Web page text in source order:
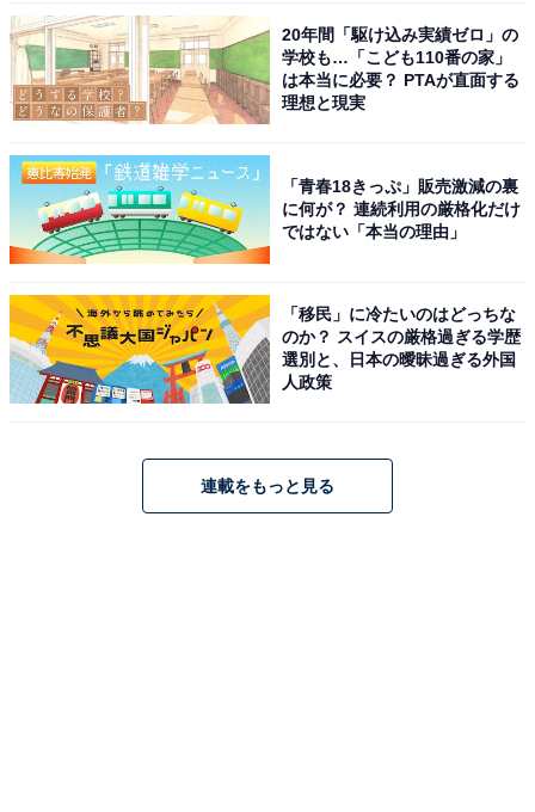
20年間「駆け込み実績ゼロ」の
学校も…「こども110番の家」
は本当に必要？ PTAが直面する
理想と現実
「青春18きっぷ」販売激減の裏
に何が？ 連続利用の厳格化だけ
ではない「本当の理由」
「移民」に冷たいのはどっちな
のか？ スイスの厳格過ぎる学歴
選別と、日本の曖昧過ぎる外国
人政策
連載をもっと見る